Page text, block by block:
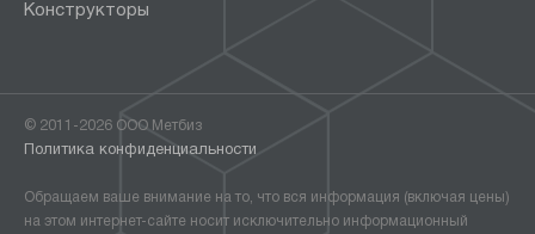
Конструкторы
© 2011-2026 ООО Метбиз
Политика конфиденциальности
Обращаем ваше внимание на то, что вся информация (включая цены)
на этом интернет-сайте носит исключительно информационный